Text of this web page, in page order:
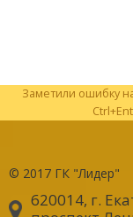
Заметили ошибку
© 2017 ГК "Лидер"
620014, г.